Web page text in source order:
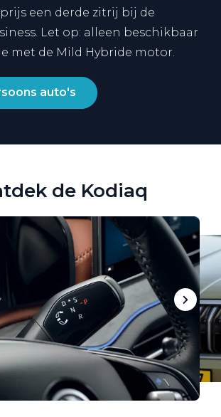
een derde zitrij bij de
Let op: alleen beschikbaar
met de Mild Hybride motor.
auto's
de Kodiaq